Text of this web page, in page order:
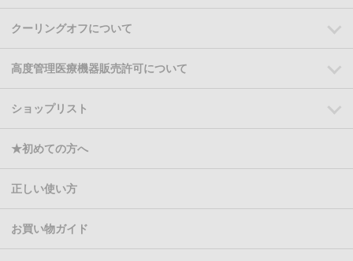
クーリングオフについて
高度管理医療機器販売許可について
ショップリスト
★初めての方へ
正しい使い方
お買い物ガイド